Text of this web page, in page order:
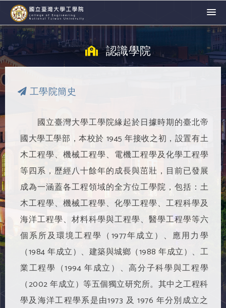
認識學院
工學院簡史
國立臺灣大學工學院緣起於日據時期的臺北帝
國大學工學部，本校於 1945 年接收之初，設置有土
木工程學、機械工程學、電機工程學及化學工程學
等四系，歷經八十餘年的成長與茁壯，目前已發展
成為一涵蓋各工程領域的全方位工學院，包括：土
木工程學、機械工程學、化學工程學、工程科學及
海洋工程學、材料科學與工程學、醫學工程學等六
個系所及環境工程學（1977年成立）、應用力學
（1984 年成立）、建築與城鄉（1988 年成立）、工
業工程學（1994 年成立）、高分子科學與工程學
（2002 年成立）等五個獨立研究所。其中之工程科
學及海洋工程學系是由1973 及 1976 年分別成立之